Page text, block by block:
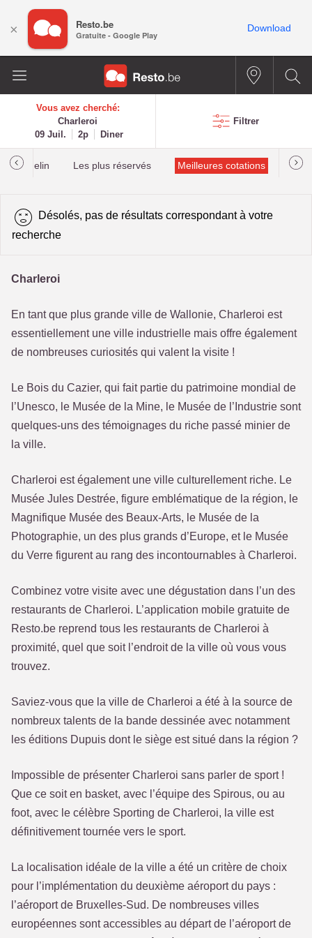
Vous avez cherché:
Charleroi
09 Juil.
2p Diner
Filtrer
Michelin Les plus réservés Meilleures cotations
Désolés, pas de résultats correspondant à votre
recherche
Charleroi
En tant que plus grande ville de Wallonie, Charleroi est
essentiellement une ville industrielle mais offre également
de nombreuses curiosités qui valent la visite !
Le Bois du Cazier, qui fait partie du patrimoine mondial de
l’Unesco, le Musée de la Mine, le Musée de l’Industrie sont
quelques-uns des témoignages du riche passé minier de
la ville.
Charleroi est également une ville culturellement riche. Le
Musée Jules Destrée, figure emblématique de la région, le
Magnifique Musée des Beaux-Arts, le Musée de la
Photographie, un des plus grands d’Europe, et le Musée
du Verre figurent au rang des incontournables à Charleroi.
Combinez votre visite avec une dégustation dans l’un des
restaurants de Charleroi. L’application mobile gratuite de
Resto.be reprend tous les restaurants de Charleroi à
proximité, quel que soit l’endroit de la ville où vous vous
trouvez.
Saviez-vous que la ville de Charleroi a été à la source de
nombreux talents de la bande dessinée avec notamment
les éditions Dupuis dont le siège est situé dans la région ?
Impossible de présenter Charleroi sans parler de sport !
Que ce soit en basket, avec l’équipe des Spirous, ou au
foot, avec le célèbre Sporting de Charleroi, la ville est
définitivement tournée vers le sport.
La localisation idéale de la ville a été un critère de choix
pour l’implémentation du deuxième aéroport du pays :
l’aéroport de Bruxelles-Sud. De nombreuses villes
européennes sont accessibles au départ de l’aéroport de
× Resto.be
Gratuite - Google Play
Download